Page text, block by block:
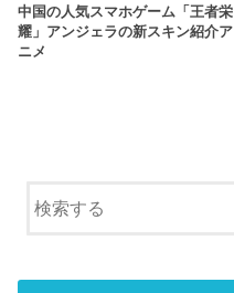
中国の人気スマホゲーム「王者栄
耀」アンジェラの新スキン紹介ア
ニメ